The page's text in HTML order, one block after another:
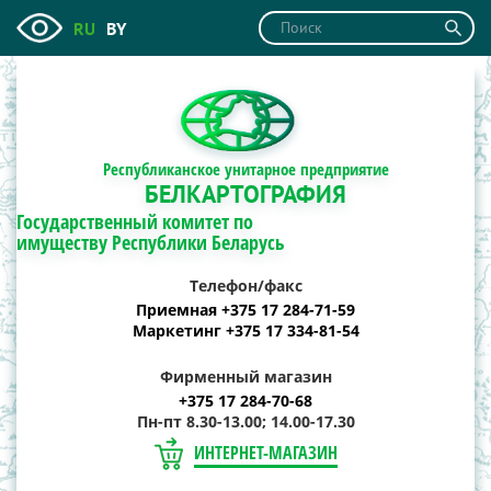
RU BY
Республиканское унитарное предприятие
БЕЛКАРТОГРАФИЯ
Государственный комитет по
имуществу Республики Беларусь
Телефон/факс
Приемная +375 17 284-71-59
Маркетинг +375 17 334-81-54
Фирменный магазин
+375 17 284-70-68
Пн-пт 8.30-13.00; 14.00-17.30
ИНТЕРНЕТ-МАГАЗИН